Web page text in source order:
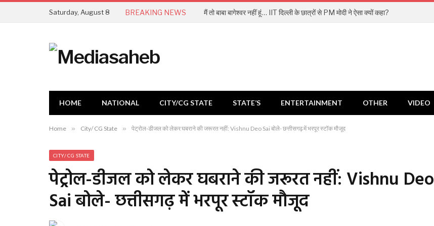
Saturday, August 8 BREAKING NEWS मैं तो बाबा बागेश्वर नहीं हूं… IIT दिल्ली के छात्रों से PM मोदी ने ऐसा क्यों कहा?
HOME NATIONAL CITY/CG STATE STATE’S ENTERTAINMENT OTHER VIDEO
Home » City/ CG State » पेट्रोल-डीजल को लेकर घबराने की जरूरत नहीं: Vishnu Deo Sai बोले- छत्तीसगढ़ में भरपूर स्टॉक मौजूद
CITY/ CG STATE
पेट्रोल-डीजल को लेकर घबराने की जरूरत नहीं: Vishnu Deo
Sai बोले- छत्तीसगढ़ में भरपूर स्टॉक मौजूद